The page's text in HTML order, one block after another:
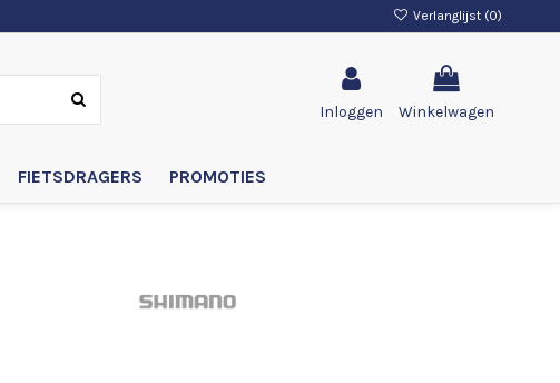
Verlanglijst (0)
Inloggen Winkelwagen
FIETSDRAGERS PROMOTIES